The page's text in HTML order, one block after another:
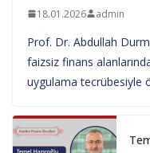
18.01.2026 admin
Prof. Dr. Abdullah
faizsiz finans
uygulama tecrübesiyle